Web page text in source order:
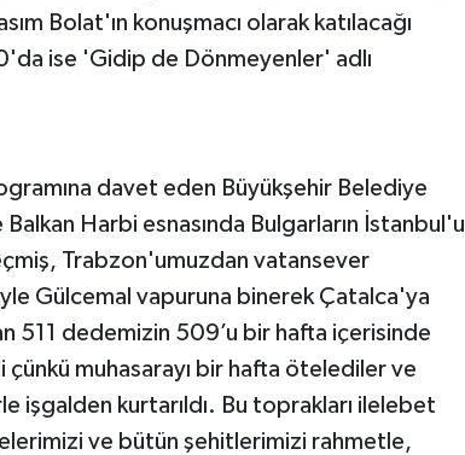
Bolat'ın konuşmacı olarak katılacağı
ise 'Gidip de Dönmeyenler' adlı
davet eden Büyükşehir Belediye
Harbi esnasında Bulgarların İstanbul'u
Trabzon'umuzdan vatansever
Gülcemal vapuruna binerek Çatalca'ya
511 dedemizin 509’u bir hafta içerisinde
muhasarayı bir hafta ötelediler ve
işgalden kurtarıldı. Bu toprakları ilelebet
ve bütün şehitlerimizi rahmetle,